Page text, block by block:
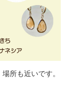
所も近いです。